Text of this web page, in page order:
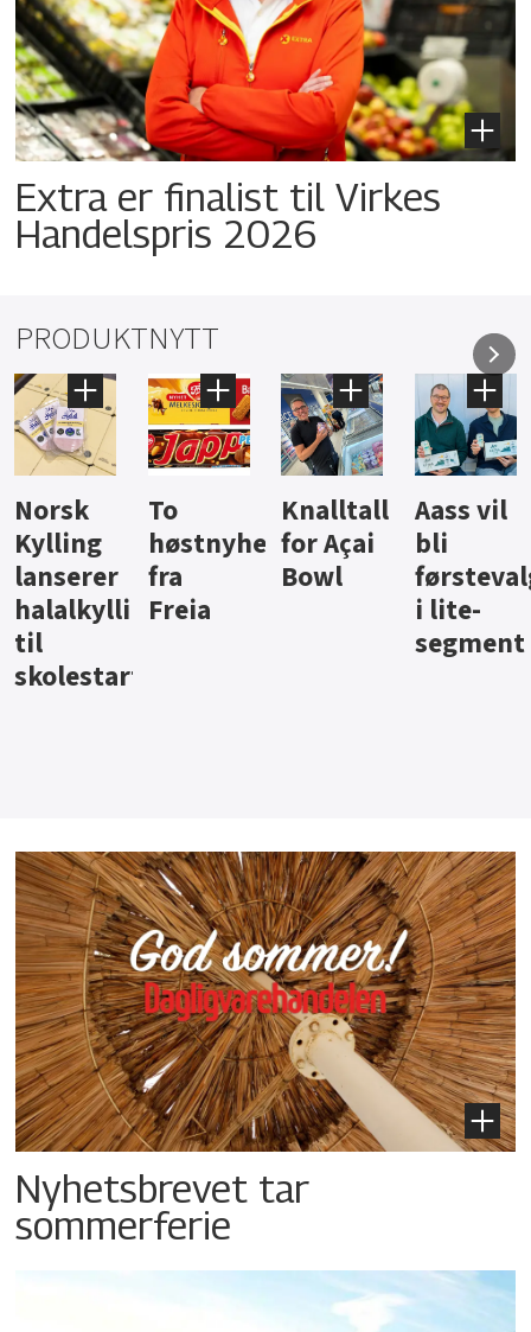
Extra er finalist til Virkes
Handelspris 2026
PRODUKTNYTT
Knalltall
for Açai
Bowl
bli
førstevalg
i lite-
Brus og
jus fra
Berentsen
Hard
Hansa
Nyhetsbrevet tar
sommerferie